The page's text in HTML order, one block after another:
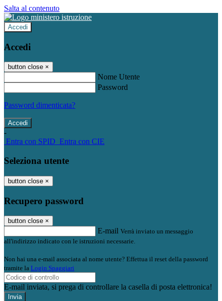
Salta al contenuto
Accedi
Accedi
button close ×
Nome Utente
Password
Password dimenticata?
-
Entra con SPID Entra con CIE
Seleziona utente
button close ×
Recupero password
button close ×
E-mail Verrà inviato un messaggio
all'indirizzo indicato con le istruzioni necessarie.
Non hai una e-mail associata al nome utente? Effettua il reset della password
tramite la Login Spaggiari
E-mail inviata, si prega di controllare la casella di posta elettronica!